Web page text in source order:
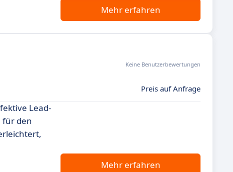
Mehr erfahren
Keine Benutzerbewertungen
Preis auf Anfrage
Lead-
für den
Mehr erfahren